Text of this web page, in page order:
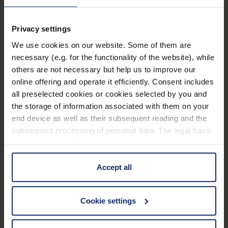
Privacy settings
We use cookies on our website. Some of them are
necessary (e.g. for the functionality of the website), while
others are not necessary but help us to improve our
online offering and operate it efficiently. Consent includes
all preselected cookies or cookies selected by you and
the storage of information associated with them on your
end device as well as their subsequent reading and the
subsequent processing of personal data. The legal basis
information is Art. 25 para. 1 TDDDG and with regard to
the processing of personal data Art. 6 para. 1 lit. a
GDPR. We also use cookies from third-party providers.
cases, the consent in these cases the transfer of data to
third countries, in particular to the U.S.A.
Accept all
Cookie settings
Avec cordelette.
Assortiment pour Optoform.
En savoir plus
Caractéristiques techniques
Utilisation
Caractéristiques des lentilles (loupes)
Matériau et apparence/aspect
Propriétés optiques